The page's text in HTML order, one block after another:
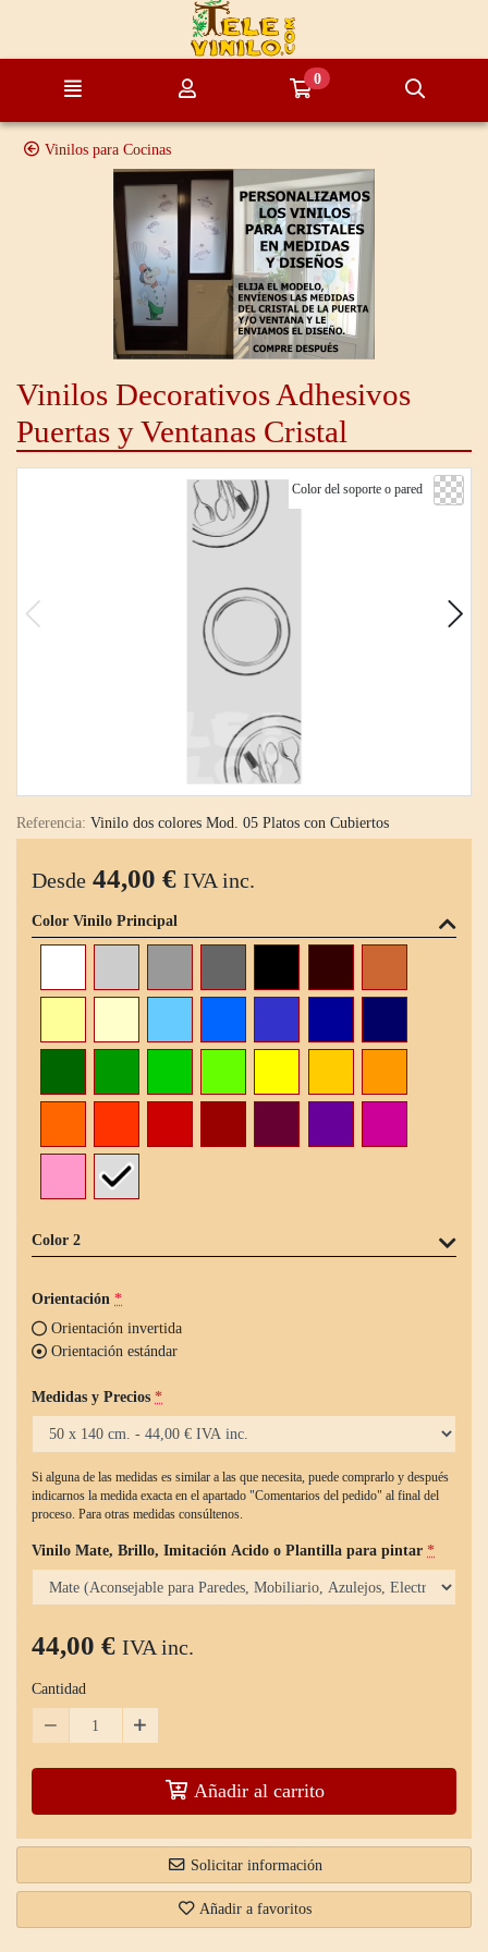
Ir al contenido principal de la página
Ir a mi compra
0
Vinilos para Cocinas
Vinilos Decorativos Adhesivos
Puertas y Ventanas Cristal
Color del soporte o pared
Referencia: Vinilo dos colores Mod. 05 Platos con Cubiertos
Desde 44,00 € IVA inc.
Color Vinilo Principal
Color 2
Orientación *
Orientación invertida
Orientación estándar
Medidas y Precios *
Si alguna de las medidas es similar a las que necesita, puede comprarlo y después
indicarnos la medida exacta en el apartado "Comentarios del pedido" al final del
proceso. Para otras medidas consúltenos.
Vinilo Mate, Brillo, Imitación Acido o Plantilla para pintar *
44,00 € IVA inc.
Cantidad
Añadir al carrito
Solicitar información
Añadir a favoritos